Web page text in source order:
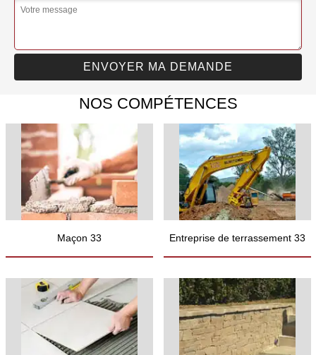
NOS COMPÉTENCES
Maçon 33 Entreprise de terrassement 33